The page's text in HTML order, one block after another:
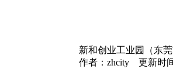
新和创业工业园（东
作者：zhcity 更新时